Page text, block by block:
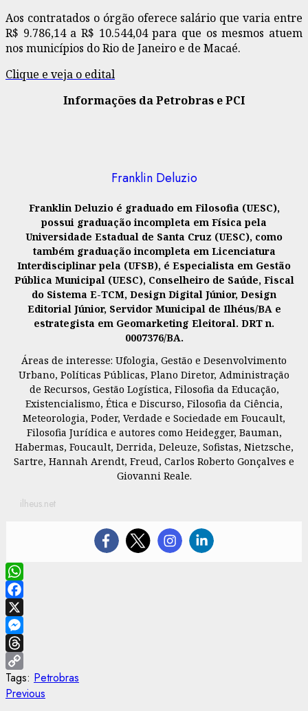
Aos contratados o órgão oferece salário que varia entre
R$ 9.786,14 a R$ 10.544,04 para que os mesmos atuem
nos municípios do Rio de Janeiro e de Macaé.
Clique e veja o edital
Informações da Petrobras e PCI
Franklin Deluzio
Franklin Deluzio é graduado em Filosofia (UESC),
possui graduação incompleta em Física pela
Universidade Estadual de Santa Cruz (UESC), como
também graduação incompleta em Licenciatura
Interdisciplinar pela (UFSB), é Especialista em Gestão
Pública Municipal (UESC), Conselheiro de Saúde, Fiscal
do Sistema E-TCM, Design Digital Júnior, Design
Editorial Júnior, Servidor Municipal de Ilhéus/BA e
estrategista em Geomarketing Eleitoral. DRT n.
0007376/BA.
Áreas de interesse: Ufologia, Gestão e Desenvolvimento
Urbano, Políticas Públicas, Plano Diretor, Administração
de Recursos, Gestão Logística, Filosofia da Educação,
Existencialismo, Ética e Discurso, Filosofia da Ciência,
Meteorologia, Poder, Verdade e Sociedade em Foucault,
Filosofia Jurídica e autores como Heidegger, Bauman,
Habermas, Foucault, Derrida, Deleuze, Sofistas, Nietzsche,
Sartre, Hannah Arendt, Freud, Carlos Roberto Gonçalves e
Giovanni Reale.
ilheus.net
WhatsApp
Facebook
X
Messenger
Threads
Copy
Link
Tags: Petrobras
Post
Previous